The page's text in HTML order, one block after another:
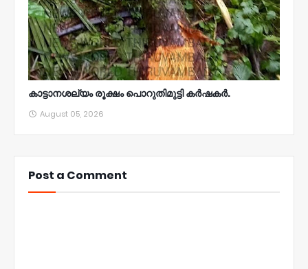
കാട്ടാനശല്യം രൂക്ഷം പൊറുതിമുട്ടി കർഷകർ.
August 05, 2026
Post a Comment